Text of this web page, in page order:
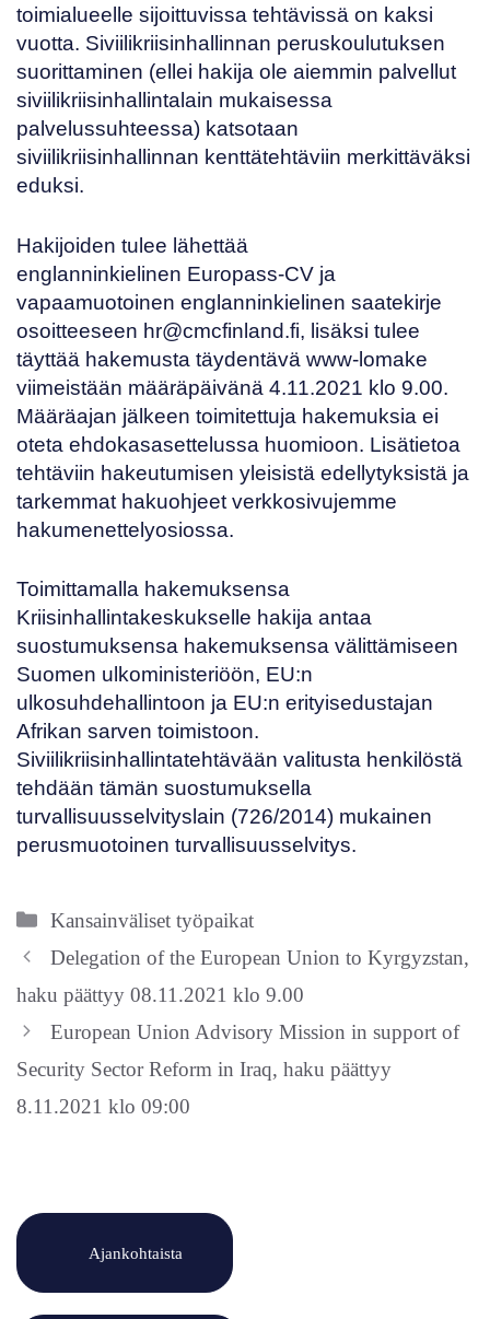
toimialueelle sijoittuvissa tehtävissä on kaksi
vuotta. Siviilikriisinhallinnan peruskoulutuksen
suorittaminen (ellei hakija ole aiemmin palvellut
siviilikriisinhallintalain mukaisessa
palvelussuhteessa) katsotaan
siviilikriisinhallinnan kenttätehtäviin merkittäväksi
eduksi.
Hakijoiden tulee lähettää
englanninkielinen Europass-CV ja
vapaamuotoinen englanninkielinen saatekirje
osoitteeseen hr@cmcfinland.fi, lisäksi tulee
täyttää hakemusta täydentävä www-lomake
viimeistään määräpäivänä 4.11.2021 klo 9.00.
Määräajan jälkeen toimitettuja hakemuksia ei
oteta ehdokasasettelussa huomioon. Lisätietoa
tehtäviin hakeutumisen yleisistä edellytyksistä ja
tarkemmat hakuohjeet verkkosivujemme
hakumenettelyosiossa.
Toimittamalla hakemuksensa
Kriisinhallintakeskukselle hakija antaa
suostumuksensa hakemuksensa välittämiseen
Suomen ulkoministeriöön, EU:n
ulkosuhdehallintoon ja EU:n erityisedustajan
Afrikan sarven toimistoon.
Siviilikriisinhallintatehtävään valitusta henkilöstä
tehdään tämän suostumuksella
turvallisuusselvityslain (726/2014) mukainen
perusmuotoinen turvallisuusselvitys.
Kategoriat
Kansainväliset työpaikat
Delegation of the European Union to Kyrgyzstan,
haku päättyy 08.11.2021 klo 9.00
European Union Advisory Mission in support of
Security Sector Reform in Iraq, haku päättyy
8.11.2021 klo 09:00
Ajankohtaista